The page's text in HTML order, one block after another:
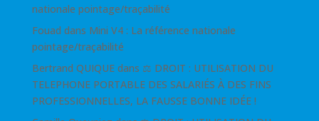
nationale pointage/traçabilité
Fouad dans Mini V4 : La référence nationale
pointage/traçabilité
Bertrand QUIQUEdans ⚖ DROIT : UTILISATION DU
TELEPHONE PORTABLE DES SALARIÉS À DES FINS
PROFESSIONNELLES, LA FAUSSE BONNE IDÉE !